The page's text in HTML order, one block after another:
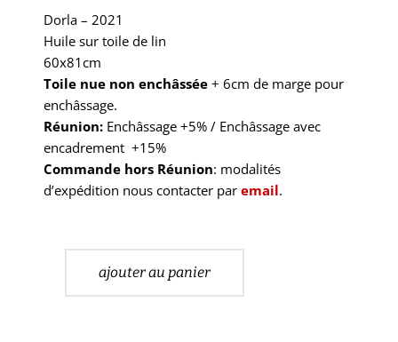
Dorla – 2021
Huile sur toile de lin
60x81cm
Toile nue non enchâssée + 6cm de marge pour
enchâssage.
Réunion: Enchâssage +5% / Enchâssage avec
encadrement +15%
Commande hors Réunion: modalités
d’expédition nous contacter par email.
ajouter au panier